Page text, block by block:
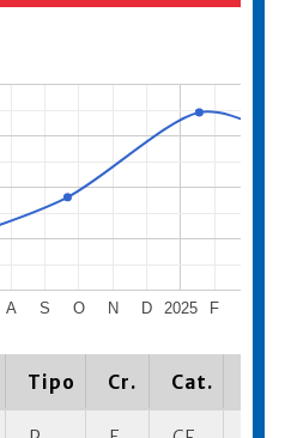
2025
A S O N D F
Tipo Cr. Cat.